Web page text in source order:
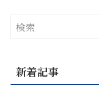
新着記事